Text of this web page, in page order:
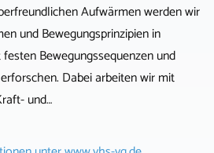
Aufwärmen werden wir
und Bewegungsprinzipien in
Bewegungssequenzen und
Dabei arbeiten wir mit
und…